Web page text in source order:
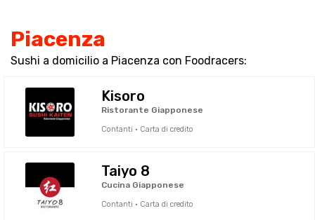
Piacenza
Sushi a domicilio a Piacenza con Foodracers:
Kisoro
Ristorante Giapponese
Contanti · Carta di credito
Taiyo 8
Cucina Giapponese
Contanti · Carta di credito